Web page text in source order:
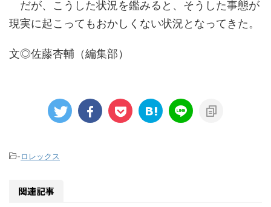
だが、こうした状況を鑑みると、そうした事態が
現実に起こってもおかしくない状況となってきた。
文◎佐藤杏輔（編集部）
-ロレックス
関連記事